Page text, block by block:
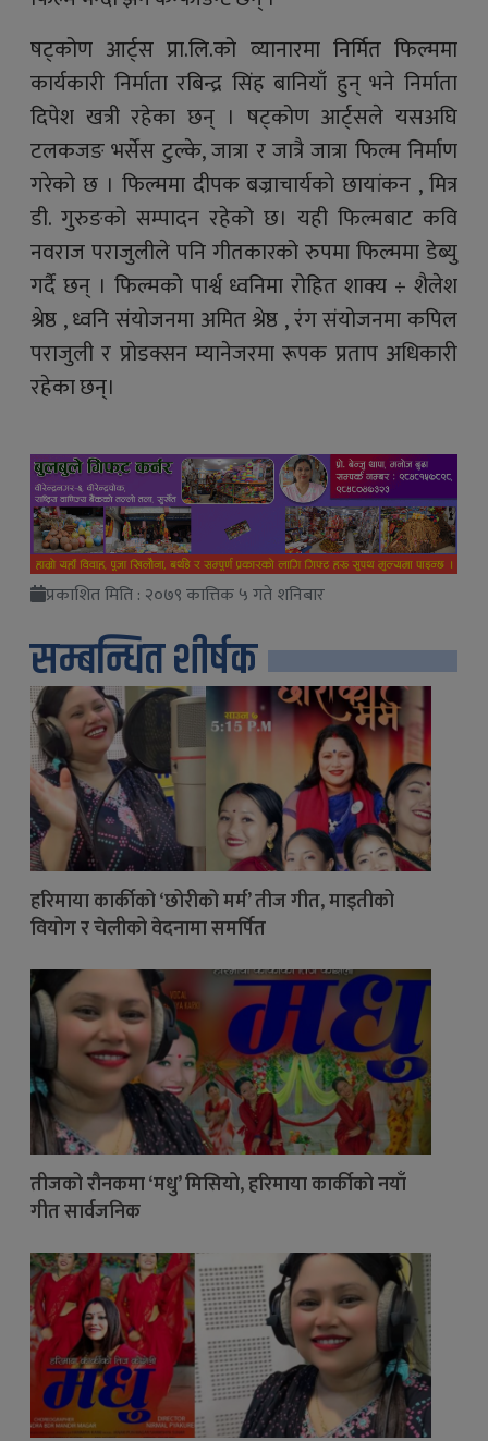
षट्कोण आर्ट्स प्रा.लि.को व्यानारमा निर्मित फिल्ममा
कार्यकारी निर्माता रबिन्द्र सिंह बानियाँ हुन् भने निर्माता
दिपेश खत्री रहेका छन् । षट्कोण आर्ट्सले यसअघि
टलकजङ भर्सेस टुल्के, जात्रा र जात्रै जात्रा फिल्म निर्माण
गरेको छ । फिल्ममा दीपक बज्राचार्यको छायांकन , मित्र
डी. गुरुङको सम्पादन रहेको छ। यही फिल्मबाट कवि
नवराज पराजुलीले पनि गीतकारको रुपमा फिल्ममा डेब्यु
गर्दै छन् । फिल्मको पार्श्व ध्वनिमा रोहित शाक्य ÷ शैलेश
श्रेष्ठ , ध्वनि संयोजनमा अमित श्रेष्ठ , रंग संयोजनमा कपिल
पराजुली र प्रोडक्सन म्यानेजरमा रूपक प्रताप अधिकारी
रहेका छन्।
प्रकाशित मिति : २०७९ कात्तिक ५ गते शनिबार
सम्बन्धित शीर्षक
हरिमाया कार्कीको ‘छोरीको मर्म’ तीज गीत, माइतीको
वियोग र चेलीको वेदनामा समर्पित
तीजको रौनकमा ‘मधु’ मिसियो, हरिमाया कार्कीको नयाँ
गीत सार्वजनिक